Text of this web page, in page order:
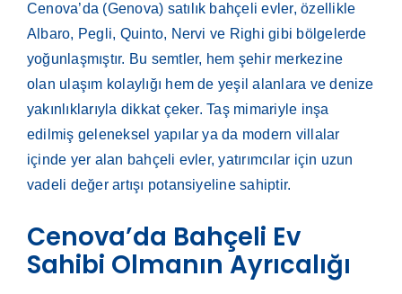
Cenova’da (Genova) satılık bahçeli evler, özellikle
Albaro, Pegli, Quinto, Nervi ve Righi gibi bölgelerde
yoğunlaşmıştır. Bu semtler, hem şehir merkezine
olan ulaşım kolaylığı hem de yeşil alanlara ve denize
yakınlıklarıyla dikkat çeker. Taş mimariyle inşa
edilmiş geleneksel yapılar ya da modern villalar
içinde yer alan bahçeli evler, yatırımcılar için uzun
vadeli değer artışı potansiyeline sahiptir.
Cenova’da Bahçeli Ev
Sahibi Olmanın Ayrıcalığı